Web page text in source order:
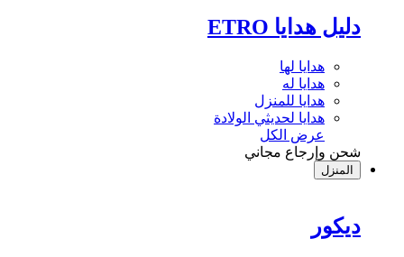
دليل هدايا ETRO
هدايا لها
هدايا له
هدايا للمنزل
هدايا لحديثي الولادة
عرض الكل
شحن وإرجاع مجاني
المنزل
ديكور